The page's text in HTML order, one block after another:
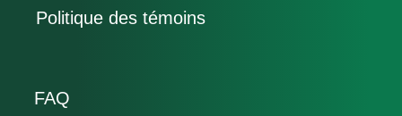
Politique des témoins
FAQ